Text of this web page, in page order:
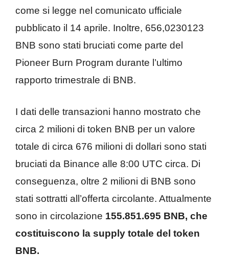
come si legge nel comunicato ufficiale
pubblicato il 14 aprile. Inoltre, 656,0230123
BNB sono stati bruciati come parte del
Pioneer Burn Program durante l’ultimo
rapporto trimestrale di BNB.
I dati delle transazioni hanno mostrato che
circa 2 milioni di token BNB per un valore
totale di circa 676 milioni di dollari sono stati
bruciati da Binance alle 8:00 UTC circa. Di
conseguenza, oltre 2 milioni di BNB sono
stati sottratti all’offerta circolante. Attualmente
sono in circolazione 155.851.695 BNB, che
costituiscono la supply totale del token
BNB.